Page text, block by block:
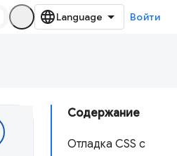
Войти
Содержание
Отладка CSS с